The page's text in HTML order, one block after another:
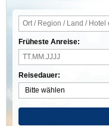
Früheste Anreise:
Reisedauer: